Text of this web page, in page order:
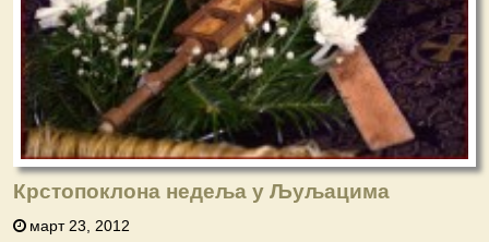
Крстопоклона недеља у Љуљацима
март 23, 2012